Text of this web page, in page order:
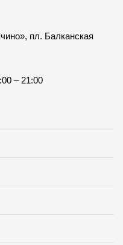
пл. Балканская
– 21:00